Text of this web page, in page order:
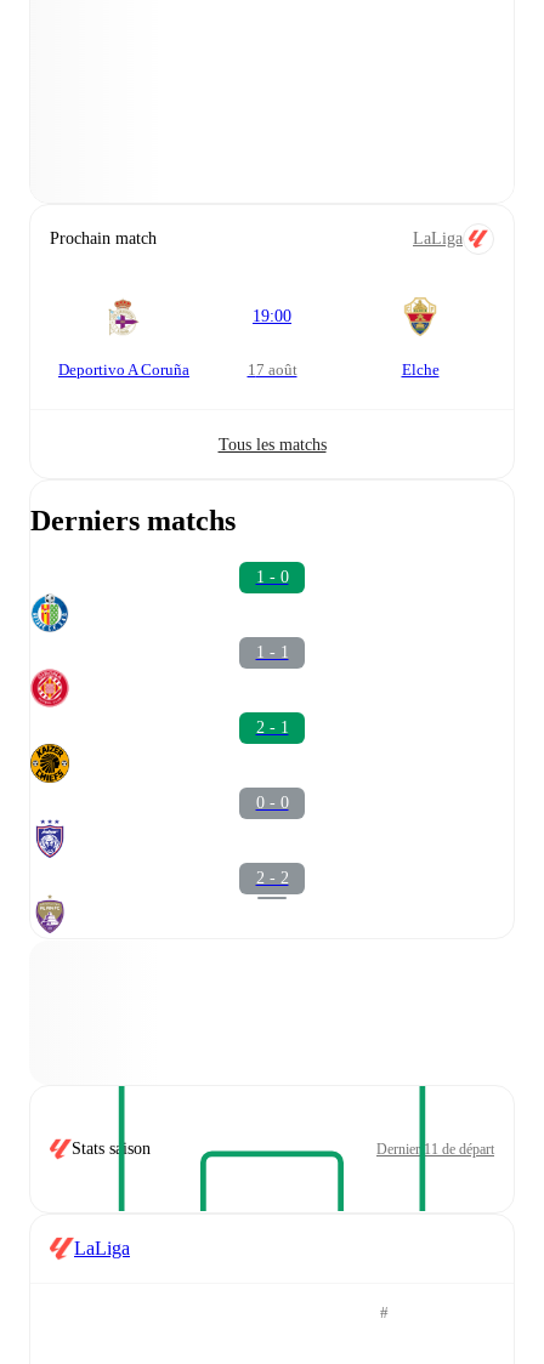
Prochain match LaLiga
Deportivo A Coruña
19:00
17 août Elche
Tous les matchs
Derniers matchs
1 - 0
1 - 1
2 - 1
0 - 0
2 - 2
Stats saison Dernier 11 de départ
LaLiga
#